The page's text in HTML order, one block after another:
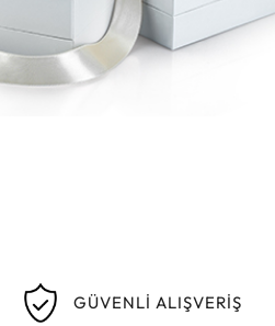
GÜVENLİ ALIŞVERİŞ